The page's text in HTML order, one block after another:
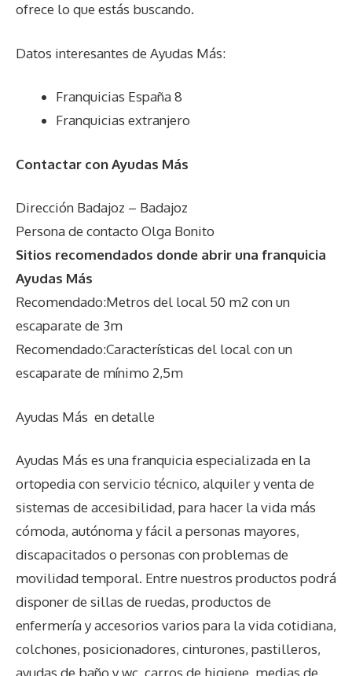
ofrece lo que estás buscando.
Datos interesantes de Ayudas Más:
Franquicias España 8
Franquicias extranjero
Contactar con Ayudas Más
Dirección Badajoz – Badajoz
Persona de contacto Olga Bonito
Sitios recomendados donde abrir una franquicia
Ayudas Más
Recomendado:Metros del local 50 m2 con un
escaparate de 3m
Recomendado:Características del local con un
escaparate de mínimo 2,5m
Ayudas Más en detalle
Ayudas Más es una franquicia especializada en la
ortopedia con servicio técnico, alquiler y venta de
sistemas de accesibilidad, para hacer la vida más
cómoda, autónoma y fácil a personas mayores,
discapacitados o personas con problemas de
movilidad temporal. Entre nuestros productos podrá
disponer de sillas de ruedas, productos de
enfermería y accesorios varios para la vida cotidiana,
colchones, posicionadores, cinturones, pastilleros,
ayudas de baño y wc, carros de higiene, medias de